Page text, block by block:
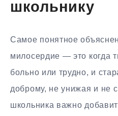
школьнику
Самое понятное
милосердие — это когда
больно или трудно, и
доброму, не унижая и не
школьника важно